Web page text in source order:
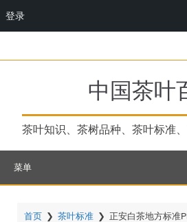
到
中国茶叶
茶叶知识、茶树品种、茶叶标准
菜单
首页 ❯ 茶叶标准 ❯ 正安白茶地方标准
登录